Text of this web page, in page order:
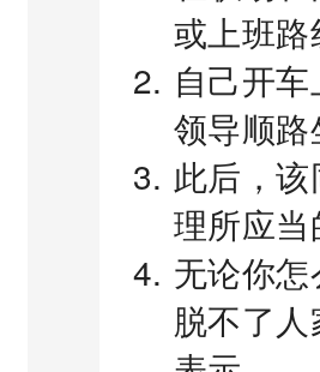
或上班
自己开
领导顺
此后，该
理所应
无论你
脱不了